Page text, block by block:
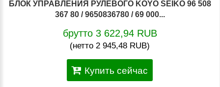
БЛОК УПРАВЛЕНИЯ РУЛЕВОГО KOYO SEIKO 96 508
367 80 / 9650836780 / 69 000...
брутто 3 622,94 RUB
(нетто 2 945,48 RUB)
Купить сейчас